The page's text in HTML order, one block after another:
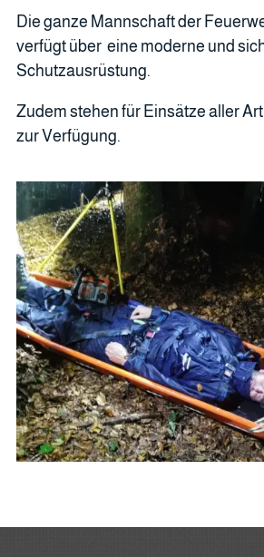
Die ganze Mannschaft der
verfügt über eine moderne und
Schutzausrüstung.
Zudem stehen für Einsätze aller
zur Verfügung.